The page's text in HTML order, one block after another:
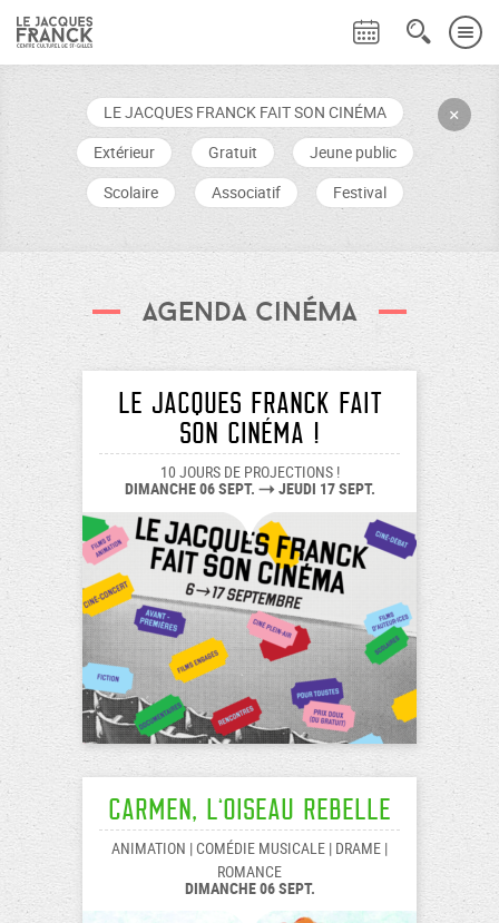
+
LE JACQUES FRANCK FAIT SON CINÉMA
Extérieur
Gratuit
Jeune public
Scolaire
Associatif Festival
agenda cinéma
LE JACQUES FRANCK FAIT
SON CINÉMA !
10 JOURS DE PROJECTIONS !
DIMANCHE 06 SEPT. JEUDI 17 SEPT.
Carmen, l’oiseau rebelle
ANIMATION | COMÉDIE MUSICALE | DRAME |
ROMANCE
DIMANCHE 06 SEPT.